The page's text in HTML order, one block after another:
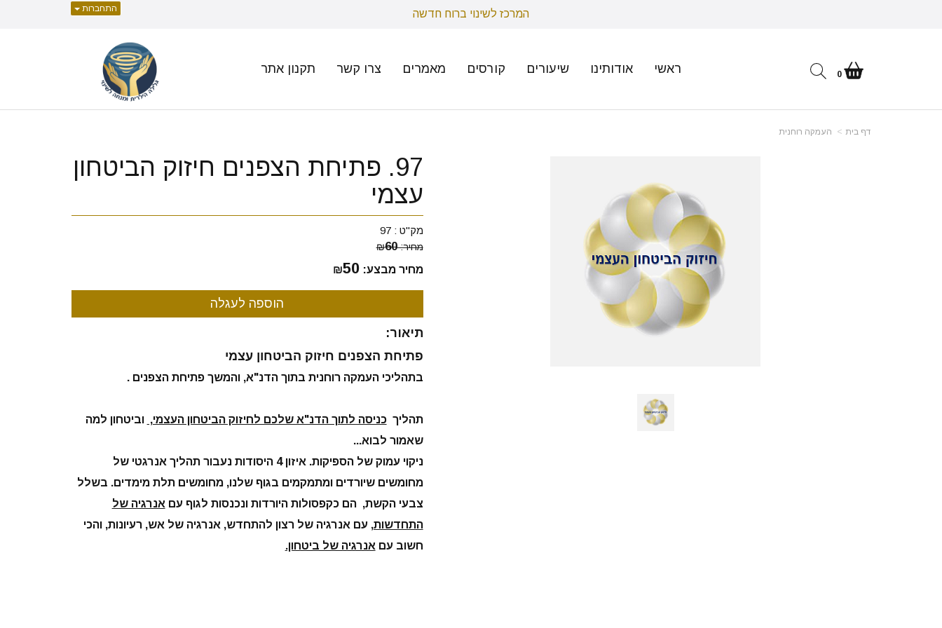
התחברות המרכז לשינוי ברוח חדשה
0 ראשי אודותינו שיעורים קורסים מאמרים צרו קשר תקנון אתר
דף בית העמקה רוחנית
97. פתיחת הצפנים חיזוק הביטחון
עצמי
מק"ט :97
מחיר: ₪60
מחיר מבצע: ₪50
תיאור:
פתיחת הצפנים חיזוק הביטחון עצמי
בתהליכי העמקה רוחנית בתוך הדנ"א, והמשך פתיחת הצפנים .
תהליך כניסה לתוך הדנ"א שלכם לחיזוק הביטחון העצמי, וביטחון למה
שאמור לבוא...
ניקוי עמוק של הספיקות. איזון 4 היסודות נעבור תהליך אנרגטי של
מחומשים שיורדים ומתמקמים בגוף שלנו, מחומשים תלת מימדים. בשלל
צבעי הקשת, הם כקפסולות היורדות ונכנסות לגוף עם אנרגיה של
התחדשות, עם אנרגיה של רצון להתחדש, אנרגיה של אש, רעיונות, והכי
חשוב עם אנרגיה של ביטחון.